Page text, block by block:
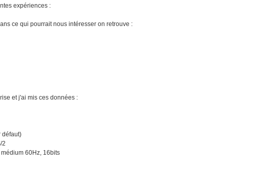
expériences :
ce qui pourrait nous intéresser on retrouve :
et j'ai mis ces données :
défaut)
2
60Hz, 16bits